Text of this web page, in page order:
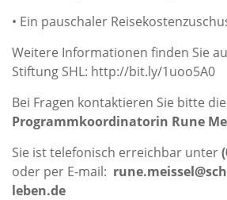
• Ein pauschaler
Weitere Informationen finden Sie
Stiftung SHL: http://bit.ly/1uoo5A0
Bei Fragen kontaktieren Sie bitte die
Programmkoordinatorin Rune
Sie ist telefonisch erreichbar unter
oder per E-mail:
leben.de